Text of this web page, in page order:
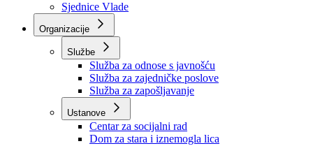
Ministarstvo za finansije
Ured Vlade i Premijera
Nadležnosti
Sjednice Vlade
Organizacije
Službe
Služba za odnose s javnošću
Služba za zajedničke poslove
Služba za zapošljavanje